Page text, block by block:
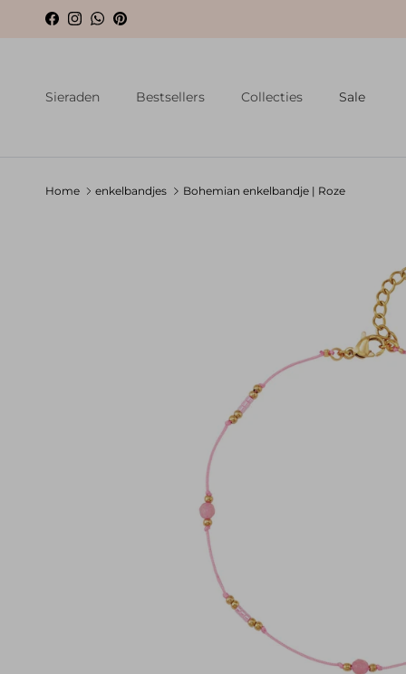
Ga naar inhoud
Facebook
Instagram
WhatsApp
Pinterest
Sieraden Bestsellers Collecties Sale
Home enkelbandjes Bohemian enkelbandje | Roze